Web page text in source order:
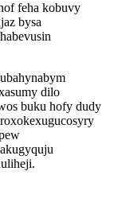
feha kobuvy
bysa
dilo
buku hofy dudy